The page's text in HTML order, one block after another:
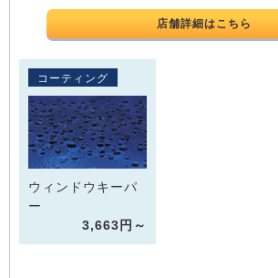
店舗詳細はこちら
コーティング
ウィンドウキーパ
ー
3,663円～